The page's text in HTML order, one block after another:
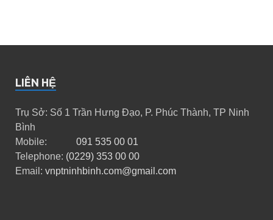
LIÊN HỆ
Trụ Sở: Số 1 Trần Hưng Đạo, P. Phúc Thành, TP Ninh
Bình
Mobile: 091 535 00 01
Telephone: (0229) 353 00 00
Email: vnptninhbinh.com@gmail.com